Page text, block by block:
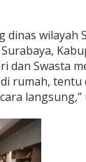
dinas wilayah
dan Swasta
rumah,
langsung,”